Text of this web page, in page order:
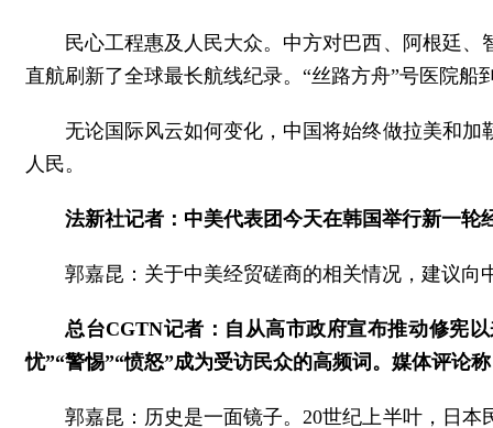
民心工程惠及人民大众。中方对巴西、阿根廷
直航刷新了全球最长航线纪录。“丝路方舟”号医院
无论国际风云如何变化，中国将始终做拉美和
人民。
法新社记者：中美代表团今天在韩国举行新一
郭嘉昆：关于中美经贸磋商的相关情况，建议向
总台CGTN记者：自从高市政府宣布推动修宪
忧”“警惕”“愤怒”成为受访民众的高频词。媒体评论
郭嘉昆：历史是一面镜子。20世纪上半叶，日